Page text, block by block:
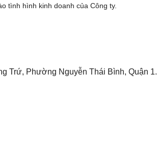
tình hình kinh doanh của Công ty.
Trứ, Phường Nguyễn Thái Bình, Quận 1.